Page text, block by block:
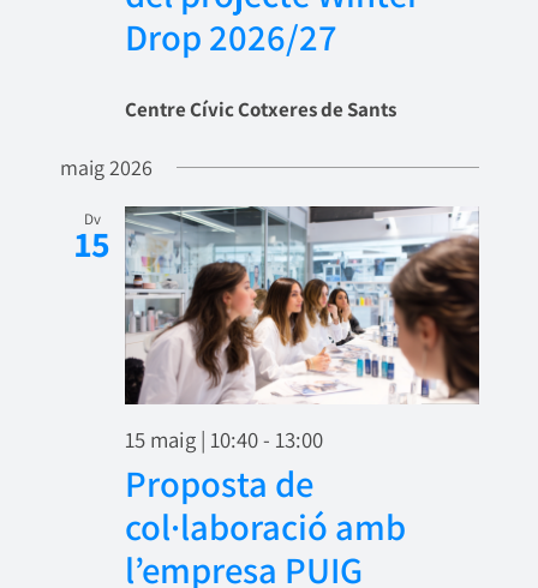
Drop 2026/27
Centre Cívic Cotxeres de Sants
maig 2026
Dv
15
15 maig | 10:40- 13:00
Proposta de
col·laboració amb
l’empresa PUIG